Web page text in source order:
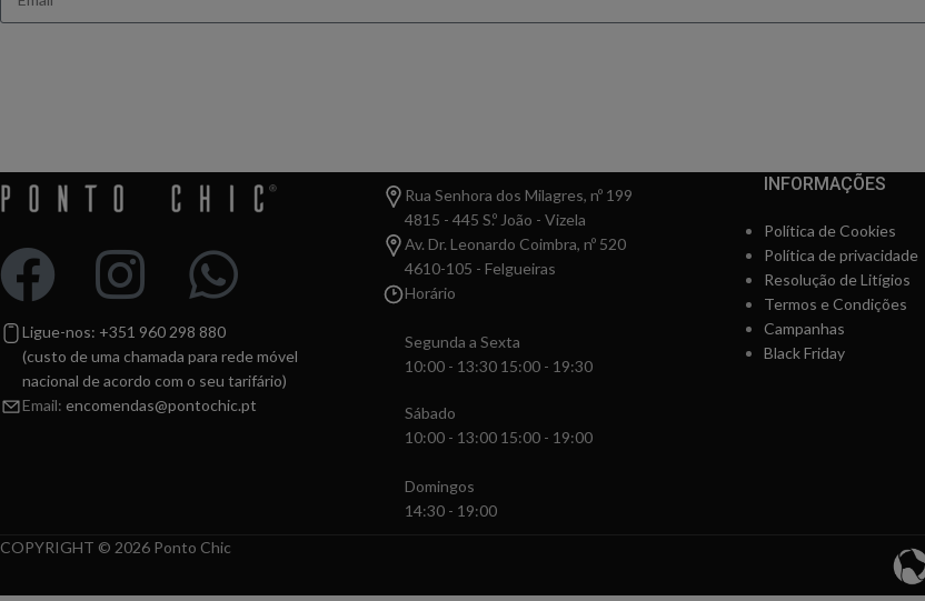
Ligue-nos: +351 960 298 880
(custo de uma chamada para rede móvel
nacional de acordo com o seu tarifário)
Email: encomendas@pontochic.pt
Rua Senhora dos Milagres, nº 199
4815 - 445 S.º João - Vizela
Av. Dr. Leonardo Coimbra, nº 520
4610-105 - Felgueiras
Horário
Segunda a Sexta
10:00 - 13:30 15:00 - 19:30
Sábado
10:00 - 13:00 15:00 - 19:00
Domingos
14:30 - 19:00
INFORMAÇÕES
Política de Cookies
Política de privacidade
Resolução de Litígios
Termos e Condições
Campanhas
Black Friday
COPYRIGHT © 2026 Ponto Chic